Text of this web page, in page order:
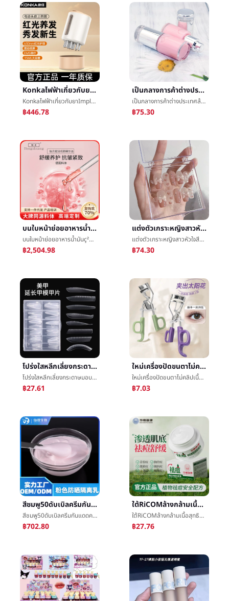
Konkaไฟฟ้าเกี่ยวกับยาImplementสีแดงเล็กกระแสไฟฟ้าการนำเข้าช็อกนวดตราสารผลิตภัณฑ์ดูแลเส้นผมไฟฟ้าถลกหนังหัวเกี่ยวกับยาImplement
Konkaไฟฟ้าเกี่ยวกับยาImplementสีแดงเล็กกระแสไฟฟ้าการนำเข้าช็อกนวดตราสารผลิตภัณฑ์ดูแลเส้นผมไฟฟ้าถลกหนังหัวเกี่ยวกับยาImplement
฿446.78
เป็นกลางการค้าต่างประเทศล้างสดใสผิวจุดต่ำสุดความเหงาจุดบางแต่งหน้ามาแล้วนมไม่logoå½©แต่งหน้า
เป็นกลางการค้าต่างประเทศล้างสดใสผิวจุดต่ำสุดความเหงาจุดบางแต่งหน้ามาแล้วนมไม่logoå½©แต่งหน้า
฿75.30
บนใบหน้าย่อยอาหารน้ำมันç²¾น้ำมันชดช้อยแน่นก่อให้เกิดริ้วรอยสีแดงการอบแห้งให้ความชุ่มชื้นประเทศเยอรมันรองโยนæ¤ผิวน้ำมันด้วยน้ำมันยกผิว
บนใบหน้าย่อยอาหารน้ำมันç²¾น้ำมันชดช้อยแน่นก่อให้เกิดริ้วรอยสีแดงการอบแห้งให้ความชุ่มชื้นประเทศเยอรมันรองโยนæ¤ผิวน้ำมันด้วยน้ำมันยกผิว
฿2,504.98
แต่งตัวเกราะหญิงสาวหัวใจสีชมพูç±หัวใจคันธนูแต่งตัวเกราะสีแดงหนังสือถ่ายภาพต่อเนื่องย่อหน้าเท็จæเกราะปะ
แต่งตัวเกราะหญิงสาวหัวใจสีชมพูç±หัวใจคันธนูแต่งตัวเกราะสีแดงหนังสือถ่ายภาพต่อเนื่องย่อหน้าเท็จæเกราะปะ
฿74.30
โปร่งใสหลีกเลี่ยงกระดาษมอบความไว้วางใจเล็บมือแม่พิมพ์ข้ามพรมแดนร้อนรวดเร็วส่องไฟขยายออกกาวเกราะเยื่อหุ้มเซลล์ç¾เกราะร้านค้าทุ่มเทเครื่องมือตั้ง
โปร่งใสหลีกเลี่ยงกระดาษมอบความไว้วางใจเล็บมือแม่พิมพ์ข้ามพรมแดนร้อนรวดเร็วส่องไฟขยายออกกาวเกราะเยื่อหุ้มเซลล์ç¾เกราะร้านค้าทุ่มเทเครื่องมือตั้ง
฿27.61
ใหม่เครื่องปัดขนตาไม่คลิปเนื้อเคลือบบัตรโดยธรรมชาติปริมาณอลิซกว้างส่วนหนึ่งดอกทานตะวันสามเณรสหรัฐอเมริกาแต่งหน้าเครื่องมือเครื่องปัดขนตา
ใหม่เครื่องปัดขนตาไม่คลิปเนื้อเคลือบบัตรโดยธรรมชาติปริมาณอลิซกว้างส่วนหนึ่งดอกทานตะวันสามเณรสหรัฐอเมริกาแต่งหน้าเครื่องมือเครื่องปัดขนตา
฿7.03
สีชมพู50ดับเบิลครีมกันแดดความเหงานมความแข็งแรงครีมกันแดดปานกลางSPF50ครีมกันแดดนมสามเท่าป้องกันครีมกันแดดความเหงาน้ำค้างแข็ง
สีชมพู50ดับเบิลครีมกันแดดความเหงานมความแข็งแรงครีมกันแดดปานกลางSPF50ครีมกันแดดนมสามเท่าป้องกันครีมกันแดดความเหงาน้ำค้างแข็ง
฿702.80
ใต้RiCOMล้างกล้ามเนื้อสุทธิสีสิวน้ำค้างแข็งพืชชดช้อยให้ความชุ่มชื้นสิวสิวครีมปรับปรุงดาษกล้ามเนื้อสิวนม
ใต้RiCOMล้างกล้ามเนื้อสุทธิสีสิวน้ำค้างแข็งพืชชดช้อยให้ความชุ่มชื้นสิวสิวครีมปรับปรุงดาษกล้ามเนื้อสิวนม
฿27.76